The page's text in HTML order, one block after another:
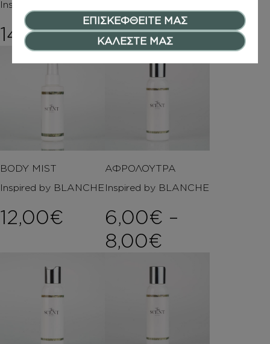
Inspired by BLANCHE
14,00€ 15,00€
BODY MIST
Inspired by BLANCHE
12,00€
ΑΦΡΟΛΟΥΤΡΑ
Inspired by BLANCHE
6,00€ –
8,00€
ΕΠΙΣΚΕΦΘΕΙΤΕ ΜΑΣ
ΚΑΛΕΣΤΕ ΜΑΣ